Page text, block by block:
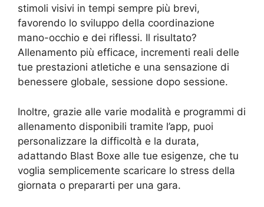
stimoli visivi in tempi sempre più brevi,
favorendo lo sviluppo della coordinazione
mano-occhio e dei riflessi. Il risultato?
Allenamento più efficace, incrementi reali delle
tue prestazioni atletiche e una sensazione di
benessere globale, sessione dopo sessione.
Inoltre, grazie alle varie modalità e programmi di
allenamento disponibili tramite l’app, puoi
personalizzare la difficoltà e la durata,
adattando Blast Boxe alle tue esigenze, che tu
voglia semplicemente scaricare lo stress della
giornata o prepararti per una gara.